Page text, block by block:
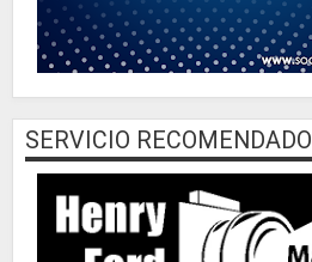
SERVICIO RECOMENDADO